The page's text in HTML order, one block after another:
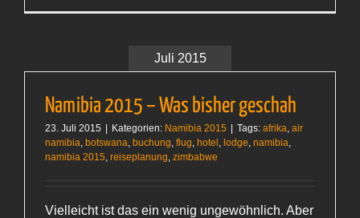
Juli 2015
Namibia 2015 – Was bisher geschah
23. Juli 2015 | Kategorien: Namibia 2015 | Tags: afrika air
namibia botswana buchung flug hotel lodge namibia
namibia 2015 reiseplanung zimbabwe
Vielleicht ist das ein wenig ungewöhnlich. Aber